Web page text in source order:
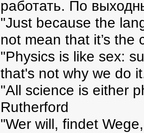
работать. По
"Just because the
not mean that it’s the
"Physics is like sex:
that's not why we do
"All science is either
Rutherford
"Wer will, findet